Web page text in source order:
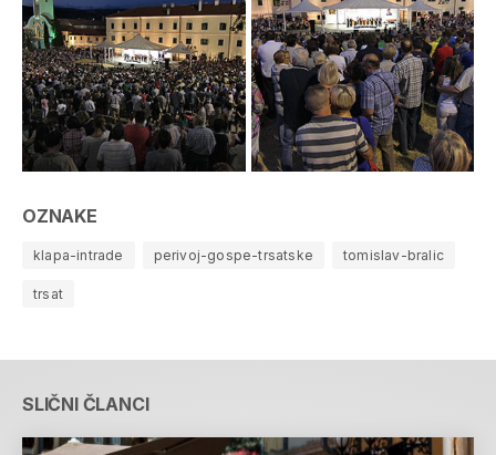
OZNAKE
klapa-intrade perivoj-gospe-trsatske tomislav-bralic
trsat
SLIČNI ČLANCI